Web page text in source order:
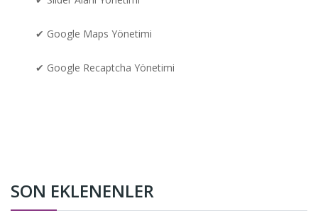
✔ Google Maps Yönetimi
✔ Google Recaptcha Yönetimi
SON EKLENENLER